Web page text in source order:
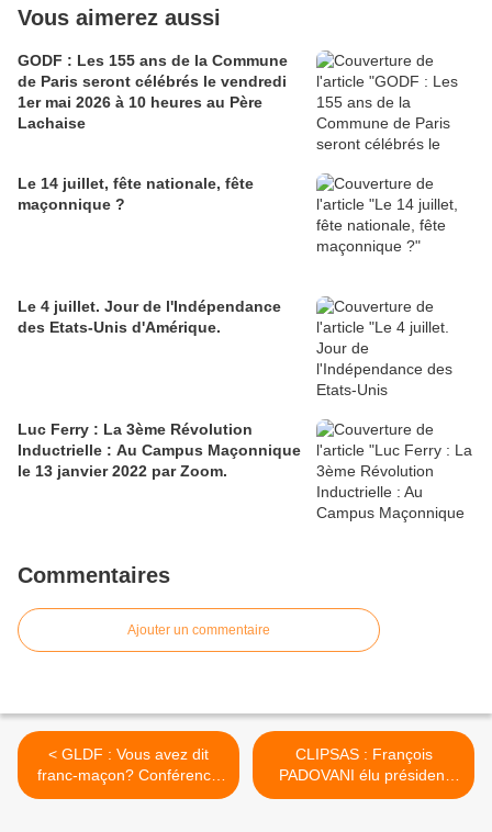
Vous aimerez aussi
GODF : Les 155 ans de la Commune
de Paris seront célébrés le vendredi
1er mai 2026 à 10 heures au Père
Lachaise
Le 14 juillet, fête nationale, fête
maçonnique ?
Le 4 juillet. Jour de l'Indépendance
des Etats-Unis d'Amérique.
Luc Ferry : La 3ème Révolution
Inductrielle : Au Campus Maçonnique
le 13 janvier 2022 par Zoom.
Commentaires
Ajouter un commentaire
< GLDF : Vous avez dit
franc-maçon? Conférence
publique de Robert de Rosa
CLIPSAS : François
PADOVANI élu président
(2017/2020) >